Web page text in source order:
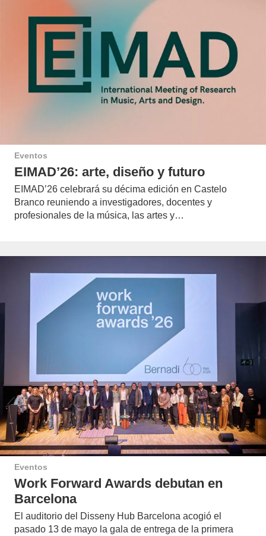
Eventos
EIMAD’26: arte, diseño y futuro
EIMAD’26 celebrará su décima edición en Castelo
Branco reuniendo a investigadores, docentes y
profesionales de la música, las artes y…
Eventos
Work Forward Awards debutan en
Barcelona
El auditorio del Disseny Hub Barcelona acogió el
pasado 13 de mayo la gala de entrega de la primera